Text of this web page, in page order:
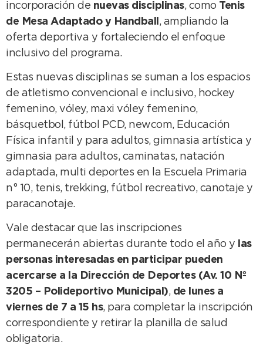
incorporación de nuevas disciplinas, como Tenis
de Mesa Adaptado y Handball , ampliando la
oferta deportiva y fortaleciendo el enfoque
inclusivo del programa.
Estas nuevas disciplinas se suman a los espacios
de atletismo convencional e inclusivo, hockey
femenino, vóley, maxi vóley femenino,
básquetbol, fútbol PCD, newcom, Educación
Física infantil y para adultos, gimnasia artística y
gimnasia para adultos, caminatas, natación
adaptada, multi deportes en la Escuela Primaria
n° 10, tenis, trekking, fútbol recreativo, canotaje y
paracanotaje.
Vale destacar que las inscripciones
permanecerán abiertas durante todo el año y
las
personas interesadas en participar pueden
acercarse a la Dirección de Deportes (Av. 10 Nº
3205 – Polideportivo Municipal), de lunes a
viernes de 7 a 15 hs, para completar la inscripción
correspondiente y retirar la planilla de salud
obligatoria.